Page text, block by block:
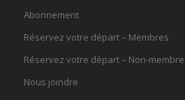
Abonnement
Réservez votre départ – Membres
Réservez votre départ – Non-membre
Nous joindre